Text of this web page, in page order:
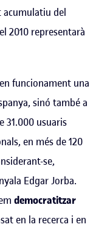
acumulatiu del
2010 representarà
funcionament una
sinó també a
31.000 usuaris
en més de 120
se,
Edgar Jorba.
democratitzar
en la recerca i en